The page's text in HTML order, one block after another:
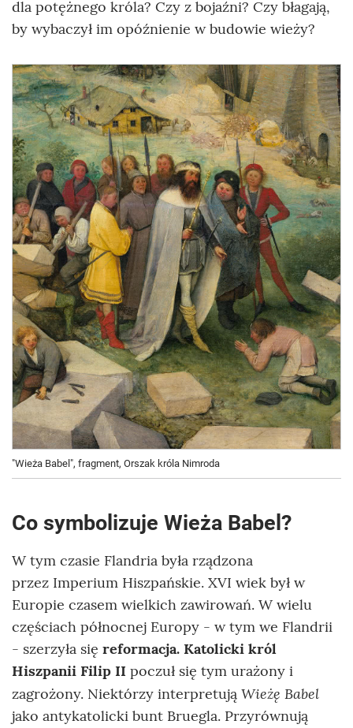
dla potężnego króla? Czy z bojaźni? Czy błagają,
by wybaczył im opóźnienie w budowie wieży?
"Wieża Babel", fragment, Orszak króla Nimroda
Co symbolizuje Wieża Babel?
W tym czasie Flandria była rządzona
przez Imperium Hiszpańskie. XVI wiek był w
Europie czasem wielkich zawirowań. W wielu
częściach północnej Europy - w tym we Flandrii
- szerzyła się reformacja. Katolicki król
Hiszpanii Filip II poczuł się tym urażony i
zagrożony. Niektórzy interpretują Wieżę Babel
jako antykatolicki bunt Bruegla. Przyrównują